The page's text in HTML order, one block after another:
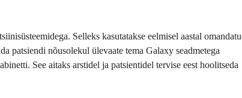
Selleks kasutatakse eelmisel aastal
patsiendi nõusolekul ülevaate tema Galaxy seadmetega
See aitaks arstidel ja patsientidel tervise eest hoolitseda